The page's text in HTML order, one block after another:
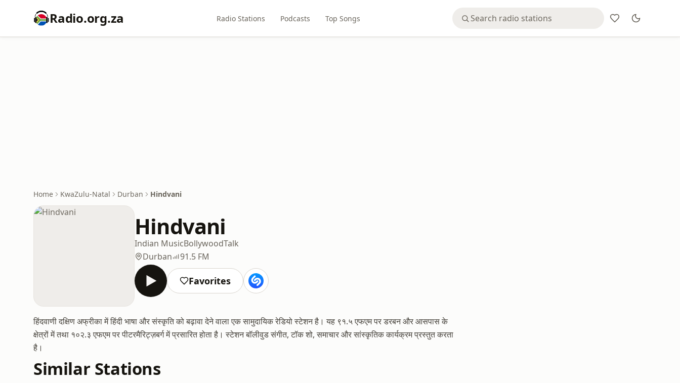
Radio.org.za Radio Stations Podcasts Top Songs
Home KwaZulu-Natal Durban Hindvani
Hindvani
Indian MusicBollywoodTalk
Durban
91.5 FM
Favorites
हिंदवाणी दक्षिण अफ्रीका में हिंदी भाषा और संस्कृति को बढ़ावा देने वाला एक सामुदायिक रेडियो स्टेशन है। यह ९१.५ एफएम पर डरबन और आसपास के
क्षेत्रों में तथा १०२.३ एफएम पर पीटरमैरिट्ज़बर्ग में प्रसारित होता है। स्टेशन बॉलीवुड संगीत, टॉक शो, समाचार और सांस्कृतिक कार्यक्रम प्रस्तुत करता
है।
Similar Stations